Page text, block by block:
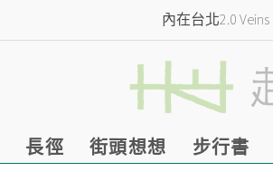
內在台北2.0
長徑 街頭想想 步行書